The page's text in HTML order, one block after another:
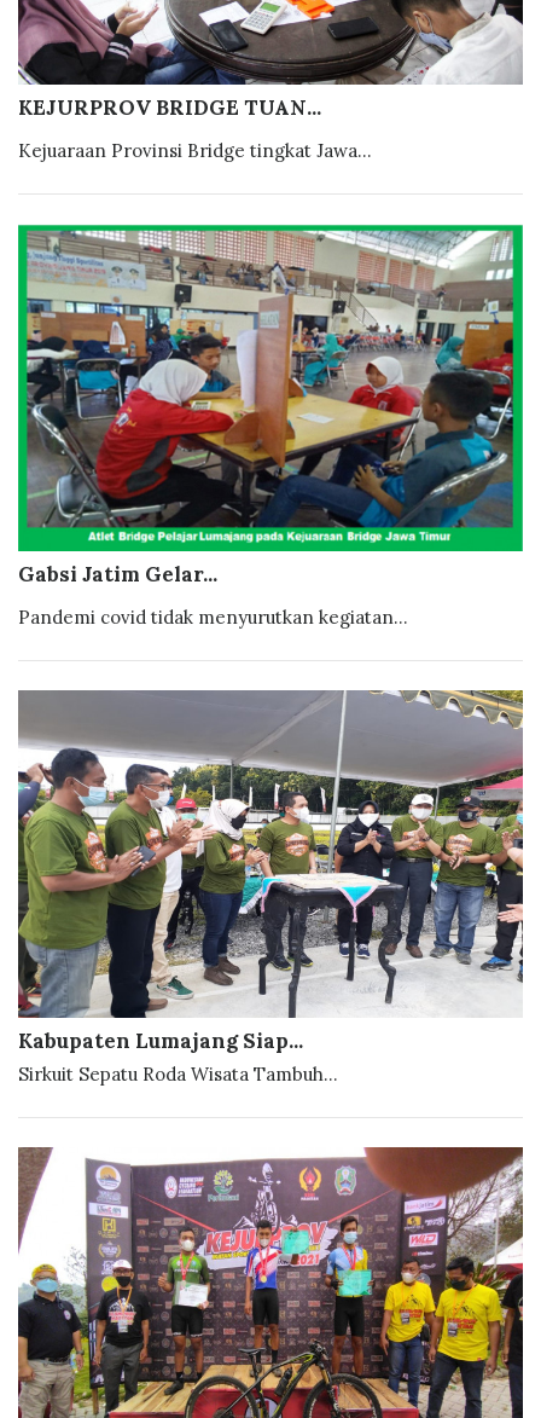
KEJURPROV BRIDGE TUAN...
Kejuaraan Provinsi Bridge tingkat Jawa...
Gabsi Jatim Gelar...
Pandemi covid tidak menyurutkan kegiatan...
Kabupaten Lumajang Siap...
Sirkuit Sepatu Roda Wisata Tambuh...